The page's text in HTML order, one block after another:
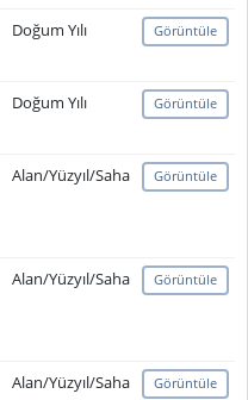
Doğum Yılı Görüntüle
Doğum Yılı Görüntüle
Alan/Yüzyıl/Saha Görüntüle
Alan/Yüzyıl/Saha Görüntüle
Alan/Yüzyıl/Saha Görüntüle